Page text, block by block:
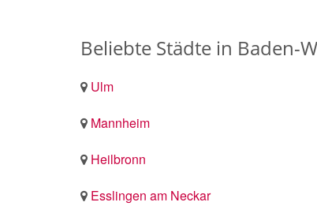
Beliebte Städte in Baden-
Ulm
Mannheim
Heilbronn
Esslingen am Neckar